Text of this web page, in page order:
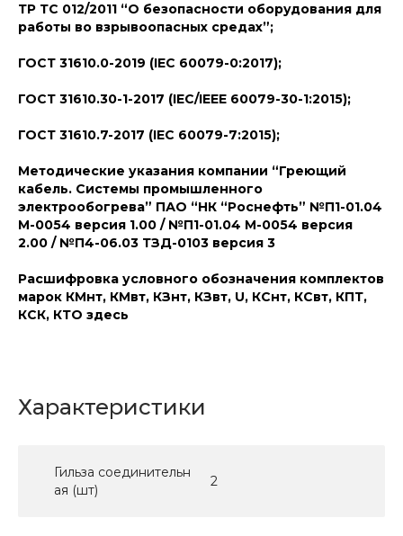
ТР ТС 012/2011 “О безопасности оборудования для
работы во взрывоопасных средах”;
ГОСТ 31610.0-2019 (IEC 60079-0:2017);
ГОСТ 31610.30-1-2017 (IEC/IEEE 60079-30-1:2015);
ГОСТ 31610.7-2017 (IEC 60079-7:2015);
Методические указания компании “Греющий
кабель. Системы промышленного
электрообогрева” ПАО “НК “Роснефть” №П1-01.04
М-0054 версия 1.00 / №П1-01.04 М-0054 версия
2.00 / №П4-06.03 ТЗД-0103 версия 3
Расшифровка условного обозначения комплектов
марок КМнт, КМвт, КЗнт, КЗвт, U, КСнт, КСвт, КПТ,
КСК, КТО здесь
Характеристики
Гильза соединительн
ая (шт)
2